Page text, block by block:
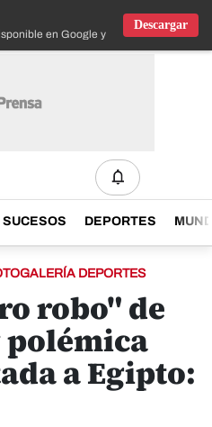
en Google y IOS
Descargar
SUCESOS DEPORTES
DEPORTES
robo" de
a Egipto: